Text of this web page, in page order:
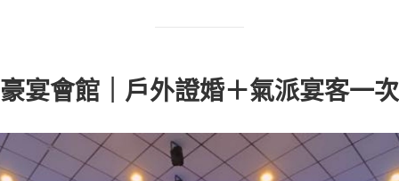
宴會館｜戶外證婚＋氣派宴客一